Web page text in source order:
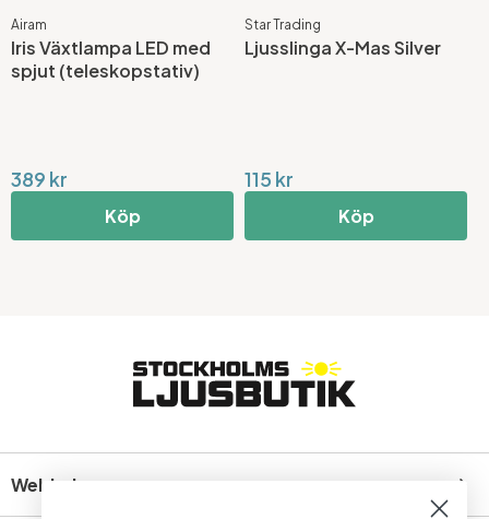
Airam
Iris Växtlampa LED med
spjut (teleskopstativ)
389 kr
Köp
Star Trading
Ljusslinga X-Mas Silver
115 kr
Köp
Webbshop